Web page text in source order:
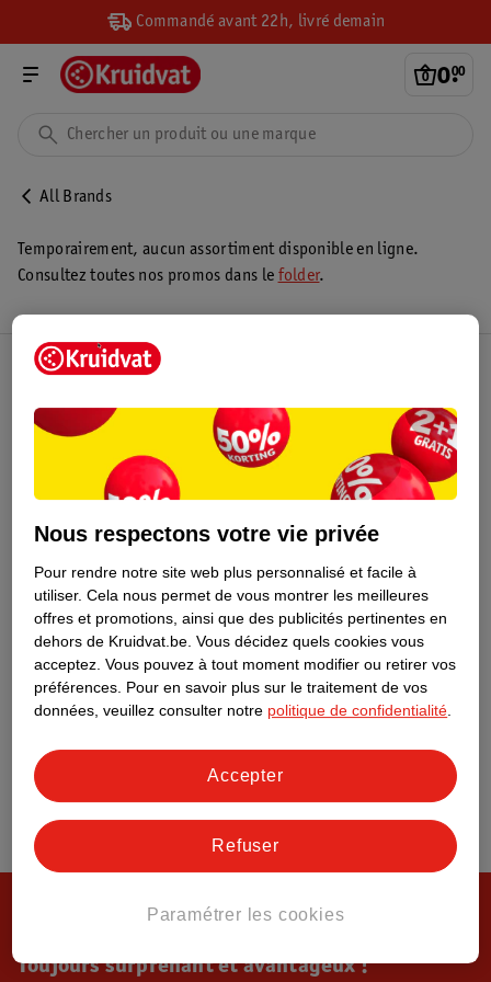
Commandé avant 22h, livré demain
0.
00
All Brands
Temporairement, aucun assortiment disponible en ligne.
Consultez toutes nos promos dans le folder.
Toujours surprenant et avantageux !
Nous respectons votre vie privée
Pour rendre notre site web plus personnalisé et facile à
utiliser. Cela nous permet de vous montrer les meilleures
offres et promotions, ainsi que des publicités pertinentes en
dehors de Kruidvat.be. Vous décidez quels cookies vous
acceptez. Vous pouvez à tout moment modifier ou retirer vos
préférences. Pour en savoir plus sur le traitement de vos
données, veuillez consulter notre politique de confidentialité
Paramétrer les cookies
Refuser
Accepter